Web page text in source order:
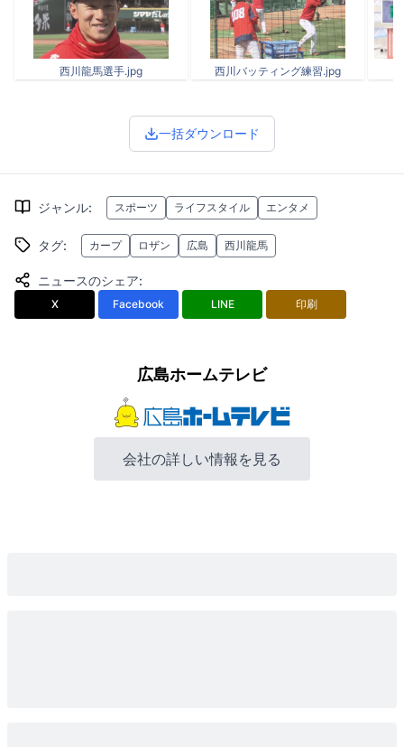
西川龍馬選手.jpg 西川バッティング練習.jpg
一括ダウンロード
ジャンル: スポーツ ライフスタイル エンタメ
タグ: カープ ロザン 広島 西川龍馬
ニュースのシェア:
X Facebook LINE 印刷
広島ホームテレビ
会社の詳しい情報を見る